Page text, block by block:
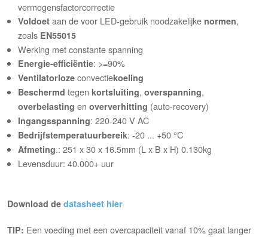
vermogensfactorcorrectie
Voldoet aan de voor LED-gebruik noodzakelijke normen,
zoals EN55015
Werking met constante spanning
Energie-efficiëntie: >=90%
Ventilatorloze convectiekoeling
Beschermd tegenkortsluiting,overspanning,
overbelasting enoververhitting (auto-recovery)
Ingangsspanning: 220-240 V AC
Bedrijfstemperatuurbereik: -20 ... +50 °C
Afmeting.: 251 x 30 x 16.5mm (L x B x H) 0.130kg
Levensduur: 40.000+ uur
Download dedatasheet hier
TIP: Een voeding met een overcapaciteit vanaf 10% gaat langer